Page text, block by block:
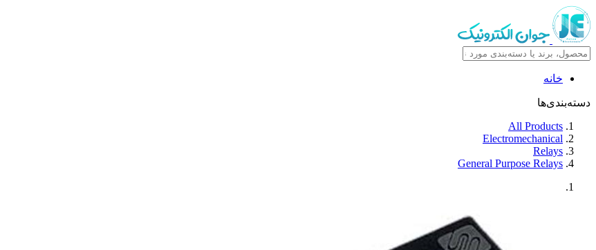
خانه
دسته‌بندی‌ها
All Products
Electromechanical
Relays
General Purpose Relays